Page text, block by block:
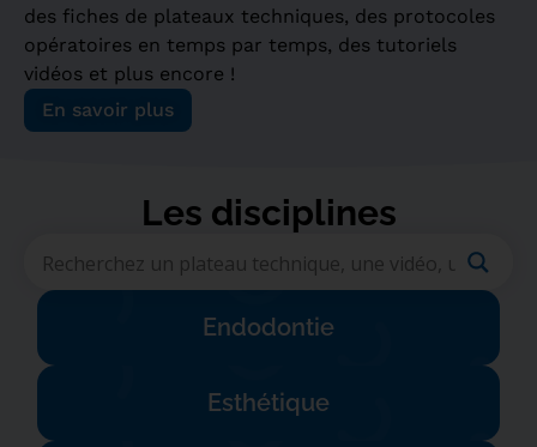
des fiches de plateaux techniques, des protocoles
opératoires en temps par temps, des tutoriels
vidéos et plus encore !
En savoir plus
Les disciplines​
Endodontie
Esthétique